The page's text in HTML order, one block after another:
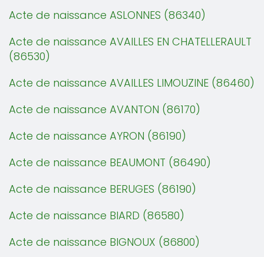
Acte de naissance ASLONNES (86340)
Acte de naissance AVAILLES EN CHATELLERAULT
(86530)
Acte de naissance AVAILLES LIMOUZINE (86460)
Acte de naissance AVANTON (86170)
Acte de naissance AYRON (86190)
Acte de naissance BEAUMONT (86490)
Acte de naissance BERUGES (86190)
Acte de naissance BIARD (86580)
Acte de naissance BIGNOUX (86800)